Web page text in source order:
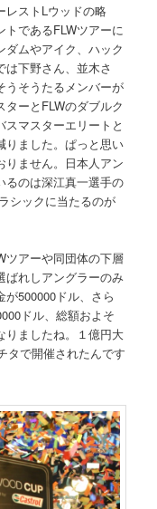
レストLウッドの略
であるFLWツアーに
ダムやアイク、ハック
下野さん、並木さ
うそうたるメンバーが
ーとFLWのダブルク
マスターエリートと
りました。ぱっと思い
りません。日本人アン
るのは深江真一選手の
シックに当たるのが
ツアーや同団体の下層
ばれしアングラーのみ
500000ドル、さら
ドル、総額およそ
りましたね。１億円大
タで開催されたんです